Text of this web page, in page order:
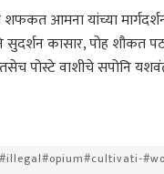
शफकत आमना यांच्या
कासार, पोह शौकत
पोस्टे वाशीचे सपोनि